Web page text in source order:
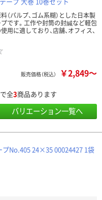
（パルプ、ゴム系糊）とした日本製
です。工作や封筒の封緘など軽包
用に適しており、店舗、オフィス、
販売価格（税込） ￥2,849～
全3商品あります
バリエーション一覧へ
プNo.405 24×35 00024427 1袋